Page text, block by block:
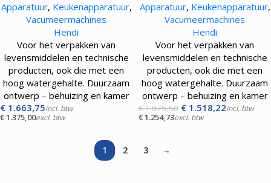
Line – 370W
Apparatuur, Keukenapparatuur,
Vacumeermachines
Hendi
Voor het verpakken van
levensmiddelen en technische
producten, ook die met een
hoog watergehalte. Duurzaam
ontwerp – behuizing en kamer
€ 1.663,75incl. btw
€1.375,00excl. btw
Line – 750W
Apparatuur, Keukenapparatuur,
Vacumeermachines
Hendi
Voor het verpakken van
levensmiddelen en technische
producten, ook die met een
hoog watergehalte. Duurzaam
ontwerp – behuizing en kamer
€1.875,50 € 1.518,22incl. btw
€1.254,73excl. btw
1 2 3 →